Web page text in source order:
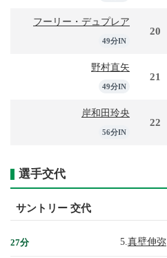
フーリー・デュプレア
49分IN
20
野村直矢
49分IN
21
岸和田玲央
56分IN
22
選手交代
サントリー 交代
27分 5. 真壁伸弥